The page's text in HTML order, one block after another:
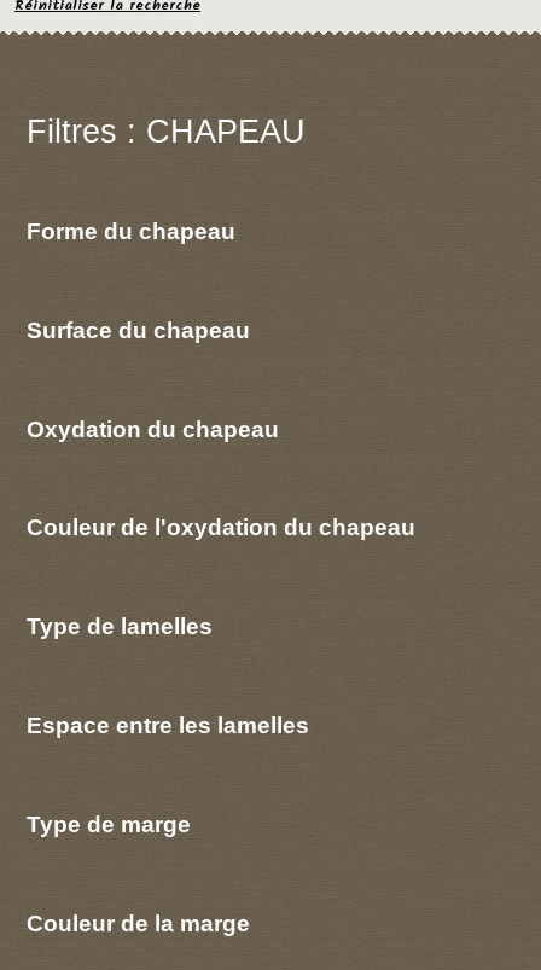
Réinitialiser la recherche
Filtres : CHAPEAU
Forme du chapeau
Surface du chapeau
Oxydation du chapeau
Couleur de l'oxydation du chapeau
Type de lamelles
Espace entre les lamelles
Type de marge
Couleur de la marge